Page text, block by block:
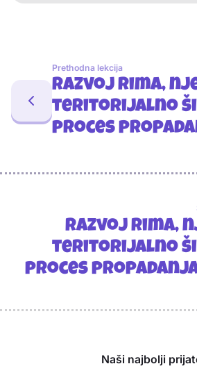
Prethodna lekcija
Razvoj Rima,
teritorijalno
proces
Razvoj Rima,
teritorijalno
proces propadanja
Naši najbolji